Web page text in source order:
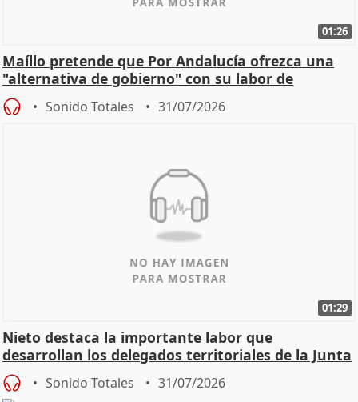
01:26
Maíllo pretende que Por Andalucía ofrezca una
"alternativa de gobierno" con su labor de
oposición
Sonido Totales 31/07/2026
01:29
Nieto destaca la importante labor que
desarrollan los delegados territoriales de la Junta
Sonido Totales 31/07/2026